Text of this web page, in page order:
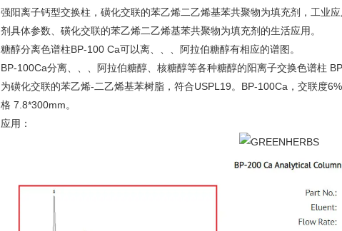
强阳离子钙型交换柱，磺化交联的苯乙烯二乙烯基苯共聚物为填充剂，工业
剂具体参数、磺化交联的苯乙烯二乙烯基苯共聚物为填充剂的生活应用。
糖醇分离色谱柱BP-100 Ca可以离、、、阿拉伯糖醇有相应的谱图。
BP-100Ca分离、、、阿拉伯糖醇、核糖醇等各种糖醇的阳离子交换色谱柱
为磺化交联的苯乙烯-二乙烯基苯树脂，符合USPL19。BP-100Ca，交联度
格 7.8*300mm。
应用：